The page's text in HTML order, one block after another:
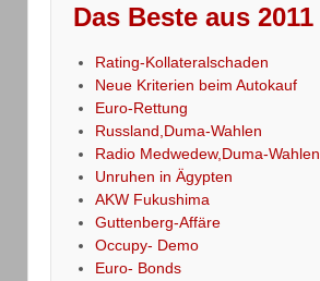
Das Beste aus 2011
Rating-Kollateralschaden
Neue Kriterien beim Autokauf
Euro-Rettung
Russland,Duma-Wahlen
Radio Medwedew,Duma-Wahlen
Unruhen in Ägypten
AKW Fukushima
Guttenberg-Affäre
Occupy- Demo
Euro- Bonds